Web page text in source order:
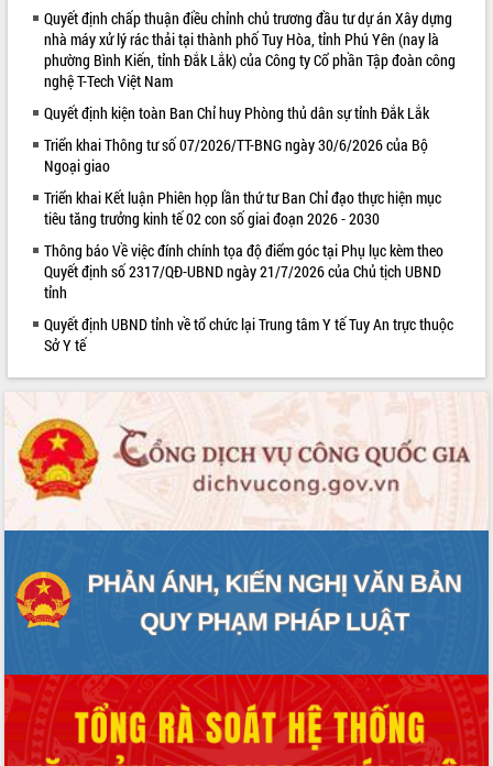
Hội nghị UBND tỉnh Đắk Lắk thường kỳ
tháng 7/2026
Lễ truy tặng danh hiệu “Bà Mẹ Việt
Nam Anh hùng” và trao Huân chương
Lao động
UBND tỉnh Đắk Lắk triển khai nhiệm
vụ 6 tháng cuối năm 2026
tỉnh khóa XI quyết nghị nhiều nội dung
quan trọng
Bí thư Tỉnh ủy Lương Nguyễn Minh
Triết thăm, tặng quà người có công với
cách mạng
Rà soát, hoàn thiện hệ thống thiết chế
văn hóa, thể thao đáp ứng yêu cầu
Thường trực HĐND tỉnh Đắk Lắk gặp
mặt Đoàn chuyên gia y tế TP. Hồ Chí
Minh
Lễ truy điệu và an táng hài cốt liệt sĩ
tại Nghĩa trang Liệt sĩ xã Sơn Hòa
Bàn giải pháp tháo gỡ khó khăn trong
Thứ trưởng Bộ Nông nghiệp và Môi
trường Nguyễn Hoàng Hiệp khảo sát
vùng trồng và doanh nghiệp đóng gói
Trình diễn nghệ thuật chế biến các
món ăn từ sầu riêng
Đắk Lắk công bố Quy hoạch và xúc
tiến đầu tư tỉnh
ALBUM ẢNH
LIÊN KẾT WEB
Quyết định chấp thuận điều chỉnh chủ trương đầu tư dự án Xây dựng
nhà máy xử lý rác thải tại thành phố Tuy Hòa, tỉnh Phú Yên (nay là
phường Bình Kiến, tỉnh Đắk Lắk) của Công ty Cổ phần Tập đoàn công
nghệ T-Tech Việt Nam
Quyết định kiện toàn Ban Chỉ huy Phòng thủ dân sự tỉnh Đắk Lắk
Triển khai Thông tư số 07/2026/TT-BNG ngày 30/6/2026 của Bộ
Ngoại giao
Triển khai Kết luận Phiên họp lần thứ tư Ban Chỉ đạo thực hiện mục
tiêu tăng trưởng kinh tế 02 con số giai đoạn 2026 - 2030
Thông báo Về việc đính chính tọa độ điểm góc tại Phụ lục kèm theo
Quyết định số 2317/QĐ-UBND ngày 21/7/2026 của Chủ tịch UBND
tỉnh
Quyết định UBND tỉnh về tổ chức lại Trung tâm Y tế Tuy An trực thuộc
Sở Y tế